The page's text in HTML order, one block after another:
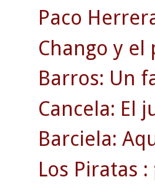
Paco
Chango y
Barros: Un
Cancela: El
Barciela:
Los Piratas :